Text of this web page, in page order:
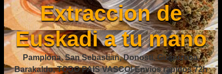
Extraccion de
Euskadi a tu mano
Pamplona, San Sebastian, Donosti, Guipuzkoa,
Barakaldo, TODO PAIS VASCO! Envios rapidos 72h